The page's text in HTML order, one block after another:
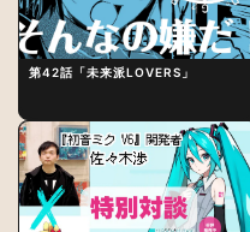
第42話「未来派LOVERS」